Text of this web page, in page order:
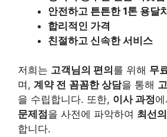
안전하고 튼튼한 1톤 용달
합리적인 가격
친절하고 신속한 서비스
저희는 고객님의 편의 를 위해 무
며, 계약 전 꼼꼼한 상담을 통해
을 수립합니다. 또한, 이사 과정에
문제점 을 사전에 파악하여 최선
합니다.